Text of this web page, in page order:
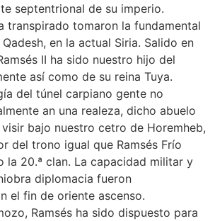
septentrional de su imperio.
transpirado tomaron la fundamental
en la actual Siria. Salido en
II ha sido nuestro hijo del
así­ como de su reina Tuya.
del túnel carpiano gente no
an una realeza, dicho abuelo
visir bajo nuestro cetro de Horemheb,
del trono igual que Ramsés Frí­o
la 20.ª clan​​. La capacidad militar y
diplomacia fueron
el fin de oriente ascenso.
Ramsés ha sido dispuesto para